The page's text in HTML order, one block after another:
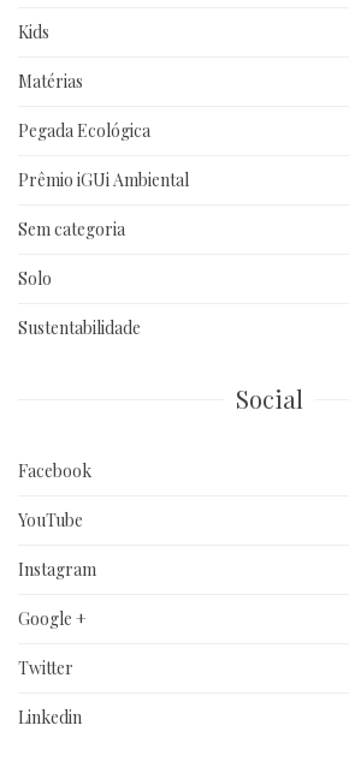
Kids
Matérias
Pegada Ecológica
Prêmio iGUi Ambiental
Sem categoria
Solo
Sustentabilidade
Social
Facebook
YouTube
Instagram
Google +
Twitter
Linkedin